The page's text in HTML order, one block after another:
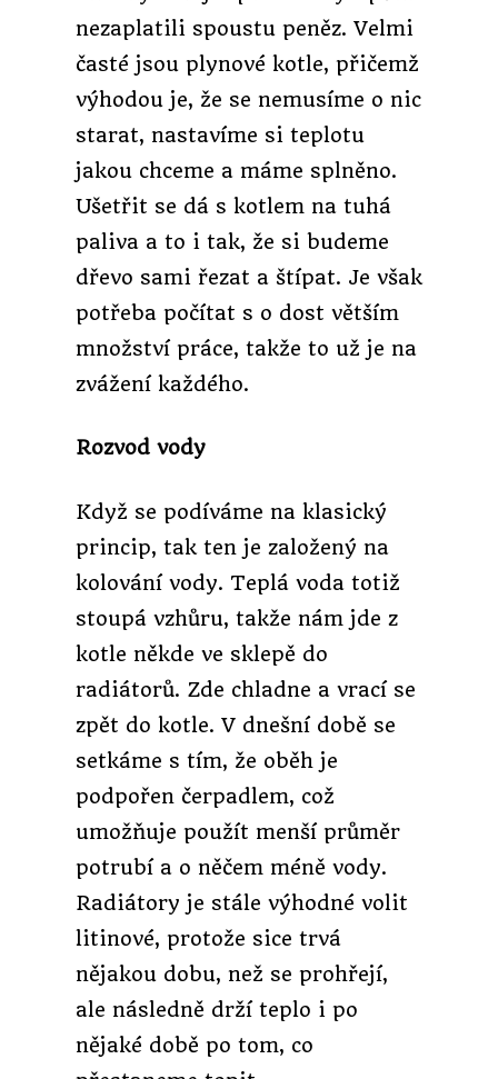
nezaplatili spoustu peněz. Velmi
časté jsou plynové kotle, přičemž
výhodou je, že se nemusíme o nic
starat, nastavíme si teplotu
jakou chceme a máme splněno.
Ušetřit se dá s kotlem na tuhá
paliva a to i tak, že si budeme
dřevo sami řezat a štípat. Je však
potřeba počítat s o dost větším
množství práce, takže to už je na
zvážení každého.
Rozvod vody
Když se podíváme na klasický
princip, tak ten je založený na
kolování vody. Teplá voda totiž
stoupá vzhůru, takže nám jde z
kotle někde ve sklepě do
radiátorů. Zde chladne a vrací se
zpět do kotle. V dnešní době se
setkáme s tím, že oběh je
podpořen čerpadlem, což
umožňuje použít menší průměr
potrubí a o něčem méně vody.
Radiátory je stále výhodné volit
litinové, protože sice trvá
nějakou dobu, než se prohřejí,
ale následně drží teplo i po
nějaké době po tom, co